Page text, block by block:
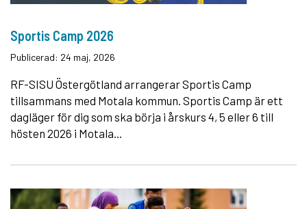
Sportis Camp 2026
Publicerad: 24 maj, 2026
RF-SISU Östergötland arrangerar Sportis Camp
tillsammans med Motala kommun. Sportis Camp är ett
dagläger för dig som ska börja i årskurs 4, 5 eller 6 till
hösten 2026 i Motala...